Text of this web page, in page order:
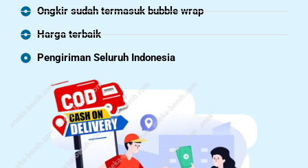
Ongkir sudah termasuk bubble wrap
Harga terbaik
Pengiriman Seluruh Indonesia